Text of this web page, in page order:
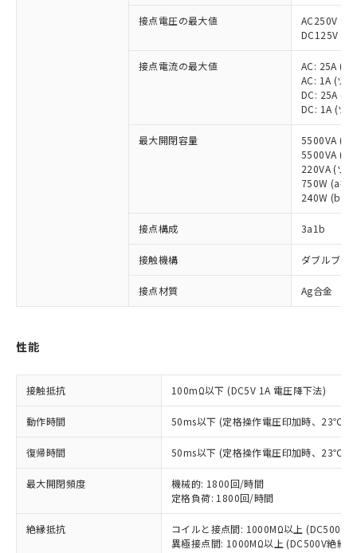
接点電圧の最大値
AC250V
DC125V
接点電流の最大値
AC: 25A (a
AC: 1A (ツ
DC: 25A (a
DC: 1A (ツ
最大開閉容量
5500VA (a
5500VA (a
220VA (ツ
750W (a接
240W (b接
接点構成 3a1b
接触機構 ダブルブレ
接点材質 Ag合金
性能
接触抵抗 100mΩ以下 (DC5V 1A 電圧降下法)
動作時間 50ms以下 (定格操作電圧印加時、23℃、
復帰時間 50ms以下 (定格操作電圧印加時、23℃、
最大開閉頻度
機械的: 1800回/時間
定格負荷: 1800回/時間
絶縁抵抗
コイルと接点間: 1000MΩ以上 (DC500V
異極接点間: 1000MΩ以上 (DC500V絶縁
ご利用条件
以下の条件をお読みいただき、同意のうえ
ご利用ください。
本サービスは、当社制御機器事業取扱
商品の当社在庫状況および標準価格
(税抜)を提供させていただくもので
当社制御機器事業取扱商品の中には、
本サービスの対象外となる商品もある
※1 対応状況
商品です。
対応予定なし：EU RoHS指令（10物質）の
非含有に非対応の商品で、対応品を出す予
調査・確認中：EU RoHS指令（10物質）の
非含有の対応状況を調査中または確認中の
商品です。
非該当品：ライセンス料など無形物で、有
仕入先様の事情により、非含有部品として
※1 中国RoHS○×表
「○」：最大均質材料含有率が中国RoHSの
基準値以下であることを示します。
「×」：最大均質材料含有率が中国RoHSの